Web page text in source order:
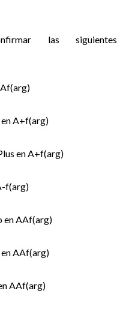
las siguientes
A+f(arg)
en A+f(arg)
f(arg)
en AAf(arg)
AAf(arg)
AAf(arg)